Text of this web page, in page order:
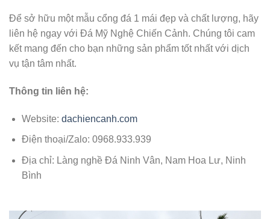
Để sở hữu một mẫu cổng đá 1 mái đẹp và chất lượng, hãy
liên hệ ngay với Đá Mỹ Nghệ Chiến Cảnh. Chúng tôi cam
kết mang đến cho bạn những sản phẩm tốt nhất với dịch
vụ tận tâm nhất.
Thông tin liên hệ:
Website: dachiencanh.com
Điện thoại/Zalo: 0968.933.939
Địa chỉ: Làng nghề Đá Ninh Vân, Nam Hoa Lư, Ninh
Bình